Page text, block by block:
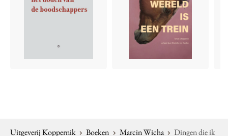
Uitgeverij Koppernik Boeken Marcin Wicha
Dingen die ik